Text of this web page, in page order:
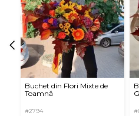
Buchet din Flori Mixte de
Toamnă
#2794